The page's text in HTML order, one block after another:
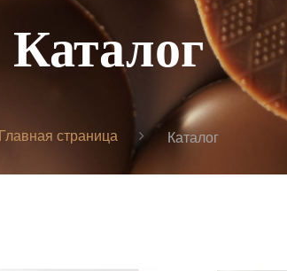
Каталог
Главная страница Каталог